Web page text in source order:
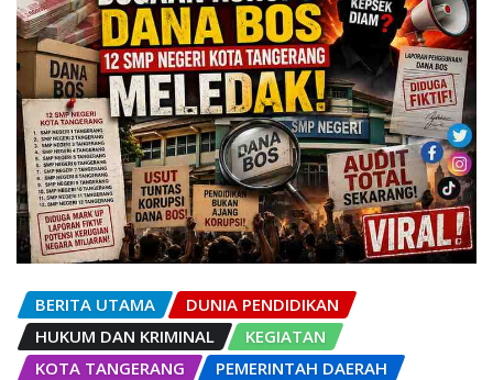
BERITA UTAMA
DUNIA PENDIDIKAN
HUKUM DAN KRIMINAL
KEGIATAN
KOTA TANGERANG
PEMERINTAH DAERAH